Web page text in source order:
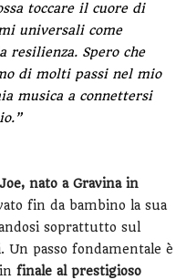
toccare il cuore di
universali come
resilienza. Spero che
di molti passi nel mio
musica a connettersi
nato a Gravina in
fin da bambino la sua
soprattutto sul
passo fondamentale è
finale al prestigioso